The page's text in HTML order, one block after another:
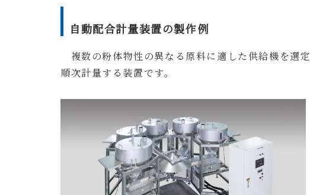
自動配合計量
複数の粉体物性の異なる原料に適した供給機を選
順次計量する装置です。